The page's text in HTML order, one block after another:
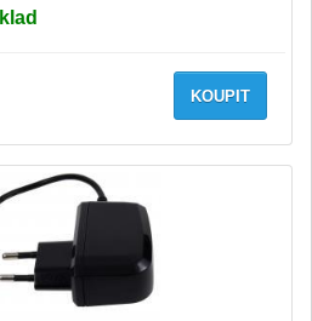
KOUPIT